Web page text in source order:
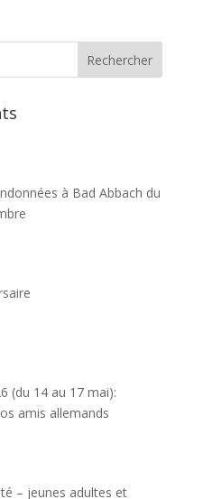
à Bad Abbach du
(du 14 au 17 mai):
amis allemands
– jeunes adultes et